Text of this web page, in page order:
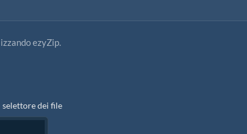
ezyZip.
dei file